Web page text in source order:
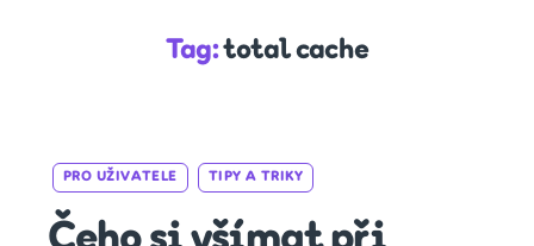
Tag:total cache
Categories
PRO UŽIVATELE TIPY A TRIKY